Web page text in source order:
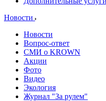
Новости
Новости
Вопрос-ответ
СМИ о KROWN
Акции
Фото
Видео
Экология
Журнал "За рулем"